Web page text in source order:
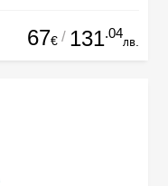
67€ / 131.04
лв.